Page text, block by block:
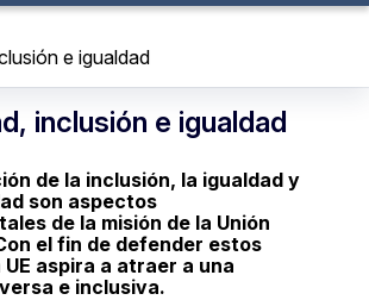
e igualdad
inclusión e igualdad
de la inclusión, la igualdad y
son aspectos
de la misión de la Unión
el fin de defender estos
aspira a atraer a una
e inclusiva.